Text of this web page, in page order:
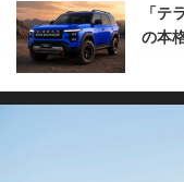
「テ
の本